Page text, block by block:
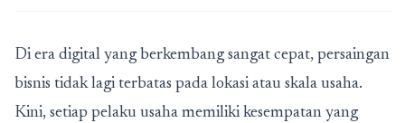
Di era digital yang berkembang sangat cepat, persaingan
bisnis tidak lagi terbatas pada lokasi atau skala usaha.
Kini, setiap pelaku usaha memiliki kesempatan yang